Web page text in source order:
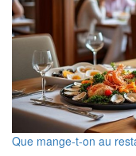
Que mange-t-on au